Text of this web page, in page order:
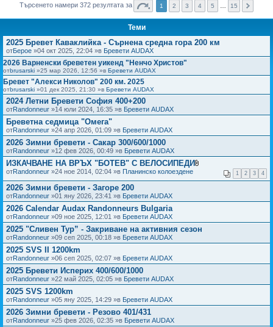
Търсенето намери 372 резултата за 1 2 3 4 5 15
Теми
2025 Бревет Каваклийка - Сърнена средна гора 200 км
отБерое »04 окт 2025, 22:04 »в Бревети AUDAX
2026 Варненски бреветен уикенд "Ненчо Христов"
отbrusarski »25 мар 2026, 12:56 »в Бревети AUDAX
Бревет "Алекси Николов" 200 км. 2025
отbrusarski »01 дек 2025, 21:30 »в Бревети AUDAX
2024 Летни Бревети София 400+200
отRandonneur »14 юли 2024, 16:35 »в Бревети AUDAX
Бреветна седмица "Омега"
отRandonneur »24 апр 2026, 01:09 »в Бревети AUDAX
2026 Зимни бревети - Сакар 300/600/1000
отRandonneur »12 фев 2026, 00:49 »в Бревети AUDAX
ИЗКАЧВАНЕ НА ВРЪХ "БОТЕВ" С ВЕЛОСИПЕДИ
и
н
(
)
й
о
)
1 2 3 4
отRandonneur »24 ное 2014, 02:04 »в Планинско колоездене
2026 Зимни бревети - Загоре 200
отRandonneur »01 яну 2026, 23:41 »в Бревети AUDAX
2026 Calendar Audax Randonneurs Bulgaria
отRandonneur »09 ное 2025, 12:01 »в Бревети AUDAX
2025 "Сливен Тур” - Закриване на активния сезон
отRandonneur »09 сеп 2025, 00:18 »в Бревети AUDAX
2025 SVS II 1200km
отRandonneur »06 сеп 2025, 02:07 »в Бревети AUDAX
2025 Бревети Исперих 400/600/1000
отRandonneur »22 май 2025, 02:05 »в Бревети AUDAX
2025 SVS 1200km
отRandonneur »05 яну 2025, 14:29 »в Бревети AUDAX
2026 Зимни бревети - Резово 401/431
отRandonneur »25 фев 2026, 02:35 »в Бревети AUDAX